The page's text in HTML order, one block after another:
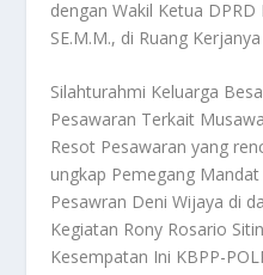
dengan Wakil Ketua DPRD
SE.M.M., di Ruang
Silahturahmi Keluarga
Pesawaran Terkait
Resot Pesawaran yang
ungkap Pemegang
Pesawran Deni Wijaya di
Kegiatan Rony Rosario
Kesempatan Ini KBPP-